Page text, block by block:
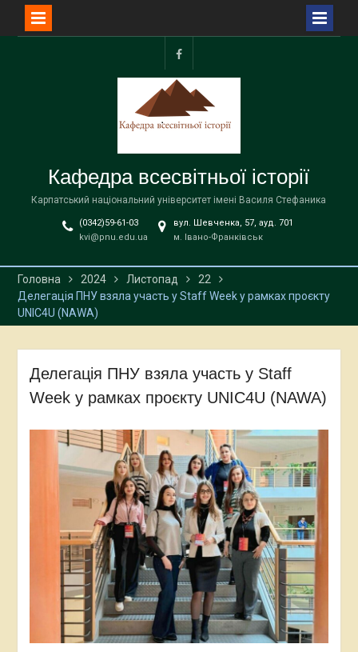
facebook
Кафедра всесвітньої історії
Карпатський національний університет імені Василя Стефаника
(0342)59-61-03
kvi@pnu.edu.ua
вул. Шевченка, 57, ауд. 701
м. Івано-Франківськ
Головна 2024 Листопад
22
Делегація ПНУ взяла участь у Staff Week у рамках проєкту
UNIC4U (NAWA)
Делегація ПНУ взяла участь у Staff
Week у рамках проєкту UNIC4U (NAWA)